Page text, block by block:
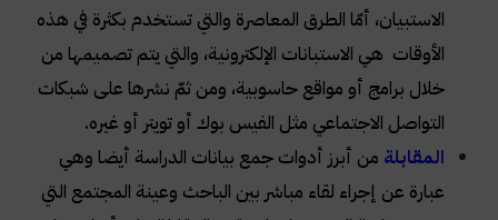
الاستبيان، أمّا الطرق المعاصرة والتي تستخدم بكثرة في هذه
الأوقات هي الاستبانات الإلكترونية، والتي يتم تصميمها من
خلال برامج أو مواقع حاسوبية، ومن ثمّ نشرها على شبكات
التواصل الاجتماعي مثل الفيس بوك أو تويتر أو غيره.
المقابلة من أبرز أدوات جمع بيانات الدراسة أيضا وهي
عبارة عن إجراء لقاء مباشر بين الباحث وعينة المجتمع التي